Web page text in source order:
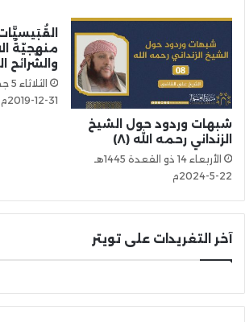
شبهات وردود حول الشيخ
الزنداني رحمه الله (٨)
الأربعاء 14 ذو القعدة 1445هـ
22-5-2024م
منهجيّةُ
31-12-2019م
آخر التغريدات على تويتر